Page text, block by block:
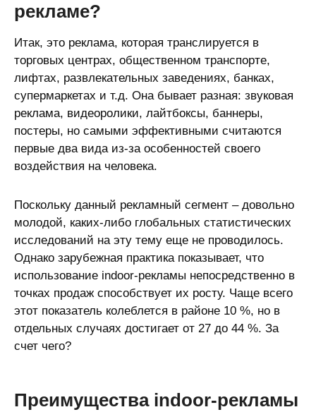
рекламе?
Итак, это реклама, которая транслируется в
торговых центрах, общественном транспорте,
лифтах, развлекательных заведениях, банках,
супермаркетах и т.д. Она бывает разная: звуковая
реклама, видеоролики, лайтбоксы, баннеры,
постеры, но самыми эффективными считаются
первые два вида из-за особенностей своего
воздействия на человека.
Поскольку данный рекламный сегмент – довольно
молодой, каких-либо глобальных статистических
исследований на эту тему еще не проводилось.
Однако зарубежная практика показывает, что
использование indoor-рекламы непосредственно в
точках продаж способствует их росту. Чаще всего
этот показатель колеблется в районе 10 %, но в
отдельных случаях достигает от 27 до 44 %. За
счет чего?
Преимущества indoor-рекламы